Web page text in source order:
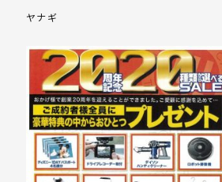
ヤナギ